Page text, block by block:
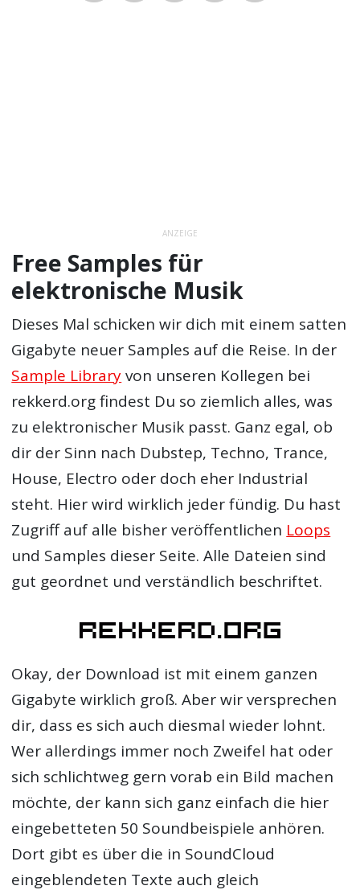
ANZEIGE
Free Samples für
elektronische Musik
Dieses Mal schicken wir dich mit einem satten
Gigabyte neuer Samples auf die Reise. In der
Sample Libraryvon unseren Kollegen bei
rekkerd.org findest Du so ziemlich alles, was
zu elektronischer Musik passt. Ganz egal, ob
dir der Sinn nach Dubstep, Techno, Trance,
House, Electro oder doch eher Industrial
steht. Hier wird wirklich jeder fündig. Du hast
Zugriff auf alle bisher veröffentlichen Loops
und Samples dieser Seite. Alle Dateien sind
gut geordnet und verständlich beschriftet.
Okay, der Download ist mit einem ganzen
Gigabyte wirklich groß. Aber wir versprechen
dir, dass es sich auch diesmal wieder lohnt.
Wer allerdings immer noch Zweifel hat oder
sich schlichtweg gern vorab ein Bild machen
möchte, der kann sich ganz einfach die hier
eingebetteten 50 Soundbeispiele anhören.
Dort gibt es über die in SoundCloud
eingeblendeten Texte auch gleich